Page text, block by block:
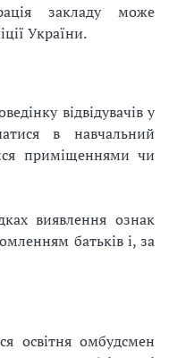
закладу може
України.
відвідувачів у
в навчальний
приміщеннями чи
виявлення ознак
батьків і, за
освітня омбудсмен